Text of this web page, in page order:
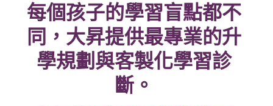
每個孩子的學習盲點都不
同，大昇提供最專業的升
學規劃與客製化學習診
斷。